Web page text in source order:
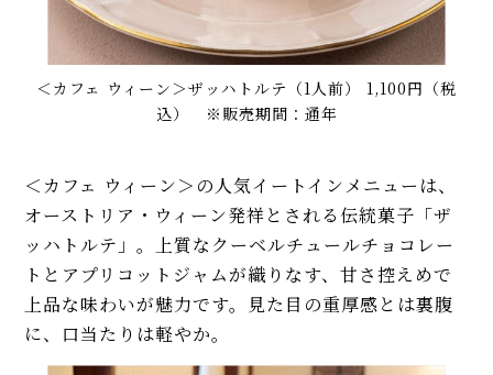
＜カフェ ウィーン＞ザッハトルテ（1人前） 1,100円（税
込） ※販売期間：通年
＜カフェ ウィーン＞の人気イートインメニューは、
オーストリア・ウィーン発祥とされる伝統菓子「ザ
ッハトルテ」。上質なクーベルチュールチョコレー
トとアプリコットジャムが織りなす、甘さ控えめで
上品な味わいが魅力です。見た目の重厚感とは裏腹
に、口当たりは軽やか。